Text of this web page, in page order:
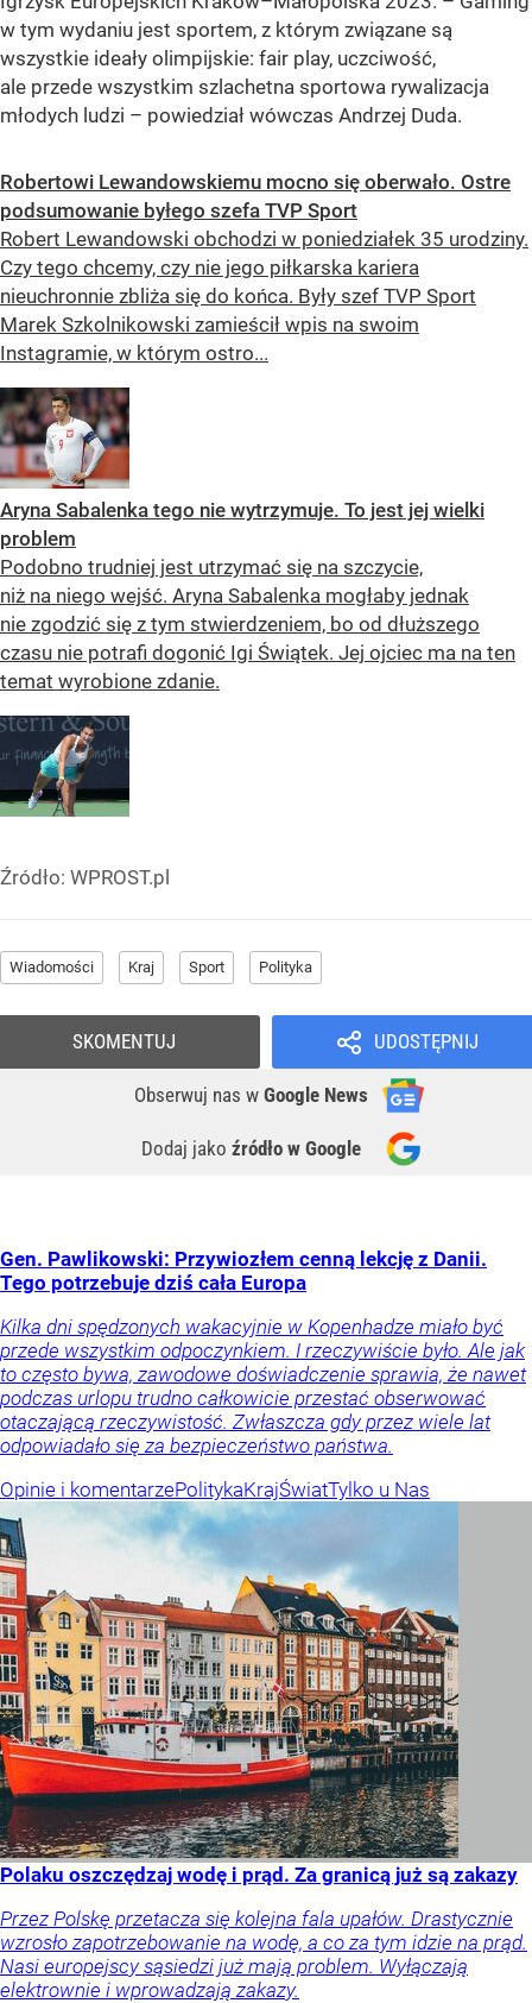
w tym wydaniu jest sportem, z którym związane są
wszystkie ideały olimpijskie: fair play, uczciwość,
ale przede wszystkim szlachetna sportowa rywalizacja
młodych ludzi – powiedział wówczas Andrzej Duda.
Robertowi Lewandowskiemu mocno się oberwało. Ostre
podsumowanie byłego szefa TVP Sport
Robert Lewandowski obchodzi w poniedziałek 35 urodziny.
Czy tego chcemy, czy nie jego piłkarska kariera
nieuchronnie zbliża się do końca. Były szef TVP Sport
Marek Szkolnikowski zamieścił wpis na swoim
Instagramie, w którym ostro...
Aryna Sabalenka tego nie wytrzymuje. To jest jej wielki
problem
Podobno trudniej jest utrzymać się na szczycie,
niż na niego wejść. Aryna Sabalenka mogłaby jednak
nie zgodzić się z tym stwierdzeniem, bo od dłuższego
czasu nie potrafi dogonić Igi Świątek. Jej ojciec ma na ten
temat wyrobione zdanie.
Źródło: WPROST.pl
Wiadomości Kraj Sport Polityka
UDOSTĘPNIJ
Obserwuj nas w Google News
Dodaj jako źródło w Google
SKOMENTUJ
Gen. Pawlikowski: Przywiozłem cenną lekcję z Danii.
Tego potrzebuje dziś cała Europa
Kilka dni spędzonych wakacyjnie w Kopenhadze miało być
przede wszystkim odpoczynkiem. I rzeczywiście było. Ale jak
to często bywa, zawodowe doświadczenie sprawia, że nawet
podczas urlopu trudno całkowicie przestać obserwować
otaczającą rzeczywistość. Zwłaszcza gdy przez wiele lat
odpowiadało się za bezpieczeństwo państwa.
Opinie i komentarzePolitykaKrajŚwiatTylko u Nas
Polaku oszczędzaj wodę i prąd. Za granicą już są zakazy
Przez Polskę przetacza się kolejna fala upałów. Drastycznie
wzrosło zapotrzebowanie na wodę, a co za tym idzie na prąd.
Nasi europejscy sąsiedzi już mają problem. Wyłączają
elektrownie i wprowadzają zakazy.